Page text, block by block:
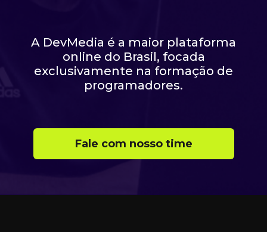
A DevMedia é a maior plataforma
online do Brasil, focada
exclusivamente na formação de
programadores.
Fale com nosso time